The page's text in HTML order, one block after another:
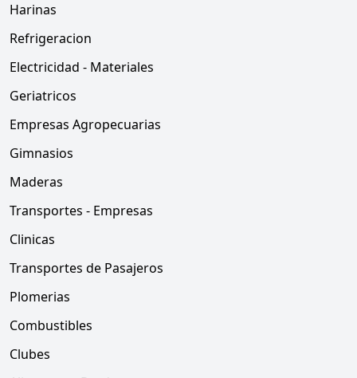
Harinas
Refrigeracion
Electricidad - Materiales
Geriatricos
Empresas Agropecuarias
Gimnasios
Maderas
Transportes - Empresas
Clinicas
Transportes de Pasajeros
Plomerias
Combustibles
Clubes